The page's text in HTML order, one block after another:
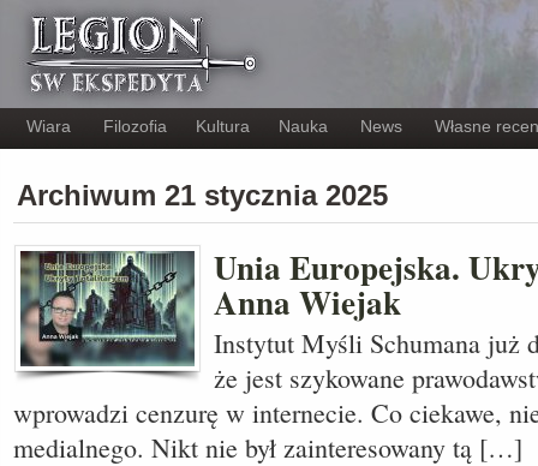
Wiara Filozofia Kultura Nauka News Własne
Archiwum 21 stycznia 2025
Unia Europejska.
Anna Wiejak
Instytut Myśli Schumana już
że jest szykowane
wprowadzi cenzurę w internecie. Co ciekawe,
medialnego. Nikt nie był zainteresowany tą […]